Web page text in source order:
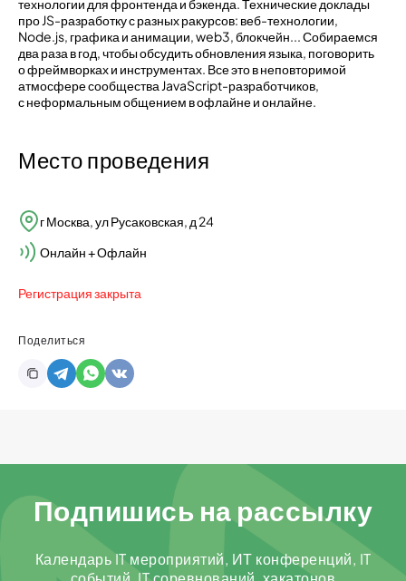
технологии для фронтенда и бэкенда. Технические доклады
про JS-разработку с разных ракурсов: веб-технологии,
Node.js, графика и анимации, web3, блокчейн... Собираемся
два раза в год, чтобы обсудить обновления языка, поговорить
о фреймворках и инструментах. Все это в неповторимой
атмосфере сообщества JavaScript-разработчиков,
с неформальным общением в офлайне и онлайне.
Место проведения
г Москва, ул Русаковская, д 24
Онлайн + Офлайн
Регистрация закрыта
Поделиться
Подпишись на рассылку
Календарь IT мероприятий, ИТ конференций, IT